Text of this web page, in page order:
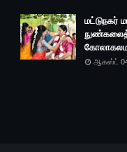
மட்டுநகர்
நுண்கலைத்
ஆகஸ்ட்